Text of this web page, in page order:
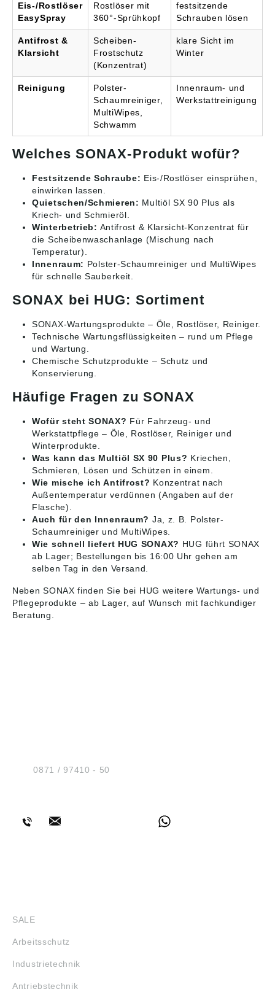
Eis-/Rostlöser
EasySpray
Rostlöser mit
360°-Sprühkopf
festsitzende
Schrauben lösen
Antifrost &
Klarsicht
Scheiben-
Frostschutz
(Konzentrat)
klare Sicht im
Winter
Reinigung
Polster-
Schaumreiniger,
MultiWipes,
Schwamm
Innenraum- und
Werkstattreinigung
Welches SONAX-Produkt wofür?
Festsitzende Schraube: Eis-/Rostlöser einsprühen,
einwirken lassen.
Quietschen/Schmieren: Multiöl SX 90 Plus als
Kriech- und Schmieröl.
Winterbetrieb: Antifrost & Klarsicht-Konzentrat für
die Scheibenwaschanlage (Mischung nach
Temperatur).
Innenraum: Polster-Schaumreiniger und MultiWipes
für schnelle Sauberkeit.
SONAX bei HUG: Sortiment
SONAX-Wartungsprodukte – Öle, Rostlöser, Reiniger.
Technische Wartungsflüssigkeiten – rund um Pflege
und Wartung.
Chemische Schutzprodukte – Schutz und
Konservierung.
Häufige Fragen zu SONAX
Wofür steht SONAX? Für Fahrzeug- und
Werkstattpflege – Öle, Rostlöser, Reiniger und
Winterprodukte.
Was kann das Multiöl SX 90 Plus? Kriechen,
Schmieren, Lösen und Schützen in einem.
Wie mische ich Antifrost? Konzentrat nach
Außentemperatur verdünnen (Angaben auf der
Flasche).
Auch für den Innenraum? Ja, z. B. Polster-
Schaumreiniger und MultiWipes.
Wie schnell liefert HUG SONAX? HUG führt SONAX
ab Lager; Bestellungen bis 16:00 Uhr gehen am
selben Tag in den Versand.
Neben SONAX finden Sie bei HUG weitereWartungs- und
Pflegeprodukte – ab Lager, auf Wunsch mit fachkundiger
Beratung.
Tel.:0871 / 97410 - 50
SALE
Arbeitsschutz
Industrietechnik
Antriebstechnik